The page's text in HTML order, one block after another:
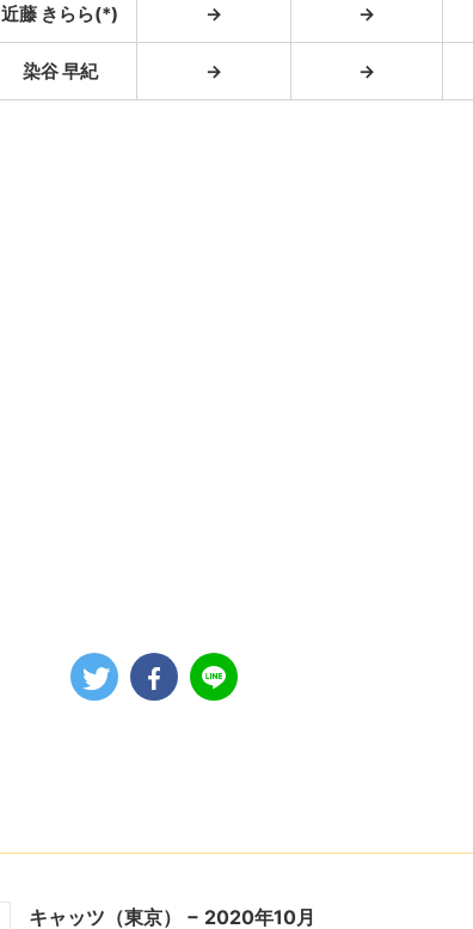
近藤 きらら(*) → →
染谷 早紀 → →
キャッツ（東京） − 2020年10月